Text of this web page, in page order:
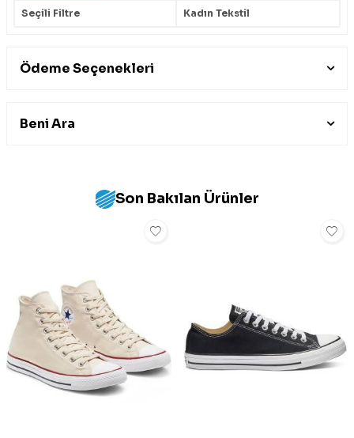
Seçili Filtre Kadın Tekstil
Ödeme Seçenekleri
Beni Ara
Son Bakılan Ürünler